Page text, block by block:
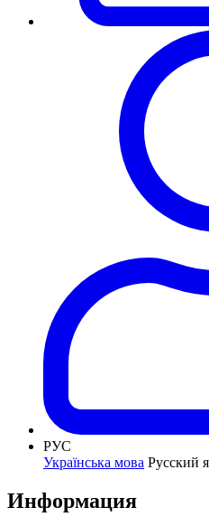
РУС
Українська мова Русский
Информация